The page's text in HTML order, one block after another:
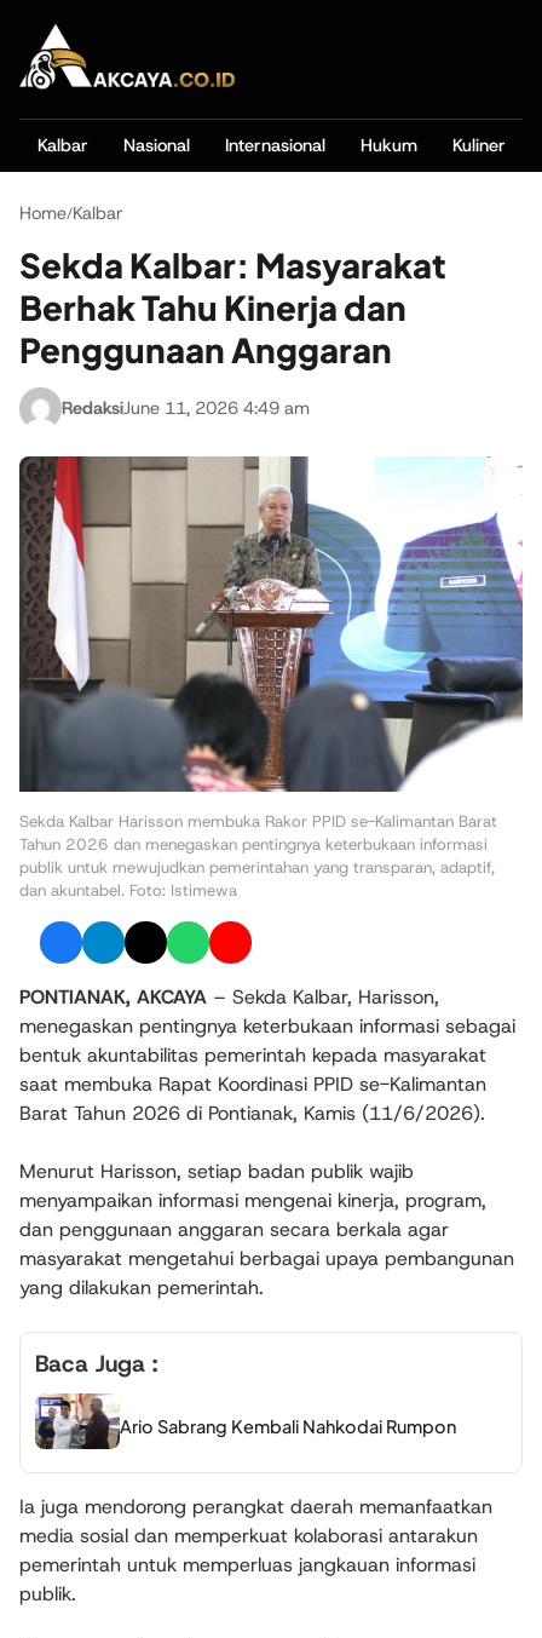
Kalbar Nasional Internasional Hukum Kuliner
Home/Kalbar
Sekda Kalbar: Masyarakat
Berhak Tahu Kinerja dan
Penggunaan Anggaran
RedaksiJune 11, 2026 4:49 am
Sekda Kalbar Harisson membuka Rakor PPID se-Kalimantan Barat
Tahun 2026 dan menegaskan pentingnya keterbukaan informasi
publik untuk mewujudkan pemerintahan yang transparan, adaptif,
dan akuntabel. Foto: Istimewa
PONTIANAK, AKCAYA – Sekda Kalbar, Harisson,
menegaskan pentingnya keterbukaan informasi sebagai
bentuk akuntabilitas pemerintah kepada masyarakat
saat membuka Rapat Koordinasi PPID se-Kalimantan
Barat Tahun 2026 di Pontianak, Kamis (11/6/2026).
Menurut Harisson, setiap badan publik wajib
menyampaikan informasi mengenai kinerja, program,
dan penggunaan anggaran secara berkala agar
masyarakat mengetahui berbagai upaya pembangunan
yang dilakukan pemerintah.
Baca Juga :
Ario Sabrang Kembali Nahkodai Rumpon
Ia juga mendorong perangkat daerah memanfaatkan
media sosial dan memperkuat kolaborasi antarakun
pemerintah untuk memperluas jangkauan informasi
publik.